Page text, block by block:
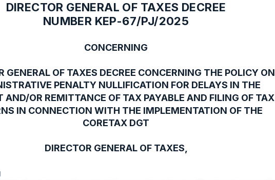
DIRECTOR GENERAL OF TAXES DECREE
NUMBER KEP-67/PJ/2025
CONCERNING
GENERAL OF TAXES DECREE CONCERNING THE POLICY ON
PENALTY NULLIFICATION FOR DELAYS IN THE
AND/OR REMITTANCE OF TAX PAYABLE AND FILING OF TAX
IN CONNECTION WITH THE IMPLEMENTATION OF THE
CORETAX DGT
DIRECTOR GENERAL OF TAXES,